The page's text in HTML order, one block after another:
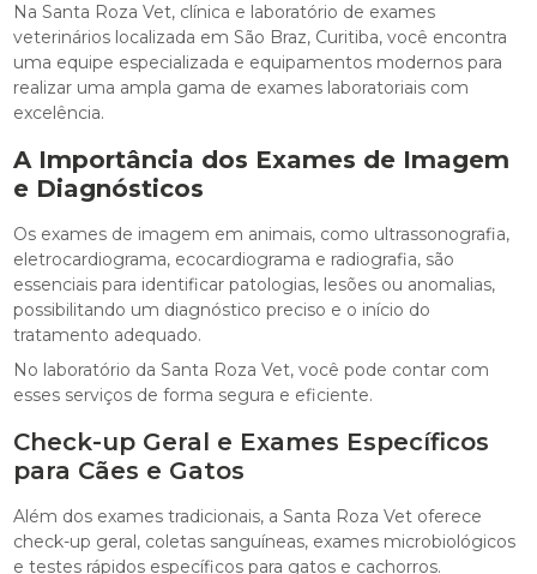
Na Santa Roza Vet, clínica e laboratório de exames
veterinários localizada em São Braz, Curitiba, você encontra
uma equipe especializada e equipamentos modernos para
realizar uma ampla gama de exames laboratoriais com
excelência.
A Importância dos Exames de Imagem
e Diagnósticos
Os exames de imagem em animais, como ultrassonografia,
eletrocardiograma, ecocardiograma e radiografia, são
essenciais para identificar patologias, lesões ou anomalias,
possibilitando um diagnóstico preciso e o início do
tratamento adequado.
No laboratório da Santa Roza Vet, você pode contar com
esses serviços de forma segura e eficiente.
Check-up Geral e Exames Específicos
para Cães e Gatos
Além dos exames tradicionais, a Santa Roza Vet oferece
check-up geral, coletas sanguíneas, exames microbiológicos
e testes rápidos específicos para gatos e cachorros.